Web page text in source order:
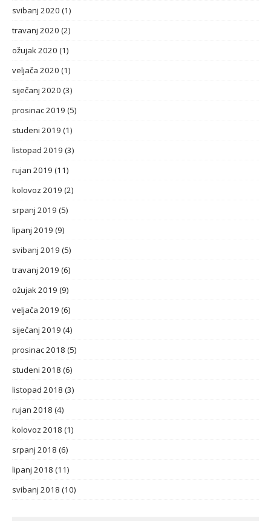
svibanj 2020 (1)
travanj 2020 (2)
ožujak 2020 (1)
veljača 2020 (1)
siječanj 2020 (3)
prosinac 2019 (5)
studeni 2019 (1)
listopad 2019 (3)
rujan 2019 (11)
kolovoz 2019 (2)
srpanj 2019 (5)
lipanj 2019 (9)
svibanj 2019 (5)
travanj 2019 (6)
ožujak 2019 (9)
veljača 2019 (6)
siječanj 2019 (4)
prosinac 2018 (5)
studeni 2018 (6)
listopad 2018 (3)
rujan 2018 (4)
kolovoz 2018 (1)
srpanj 2018 (6)
lipanj 2018 (11)
svibanj 2018 (10)